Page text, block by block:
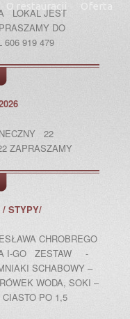
O restauracji Oferta
LOKAL JEST
DO
606 919 479
22
ZAPRASZAMY
/ STYPY/
CHROBREGO
I-GO ZESTAW -
SCHABOWY –
WODA, SOKI –
PO 1,5